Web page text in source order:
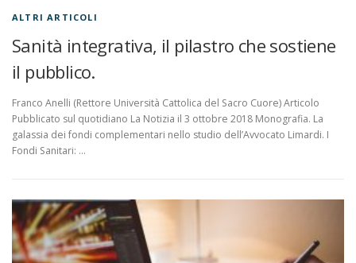
ALTRI ARTICOLI
Sanità integrativa, il pilastro che sostiene
il pubblico.
Franco Anelli (Rettore Università Cattolica del Sacro Cuore) Articolo
Pubblicato sul quotidiano La Notizia il 3 ottobre 2018 Monografia. La
galassia dei fondi complementari nello studio dell’Avvocato Limardi. I
Fondi Sanitari: …